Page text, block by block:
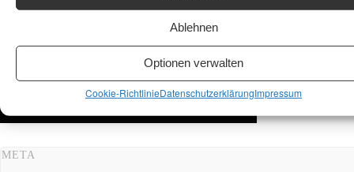
Ablehnen
Optionen verwalten
Cookie-RichtlinieDatenschutzerklärungImpressum
META